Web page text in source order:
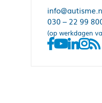
030 – 22 99
(op werkdagen